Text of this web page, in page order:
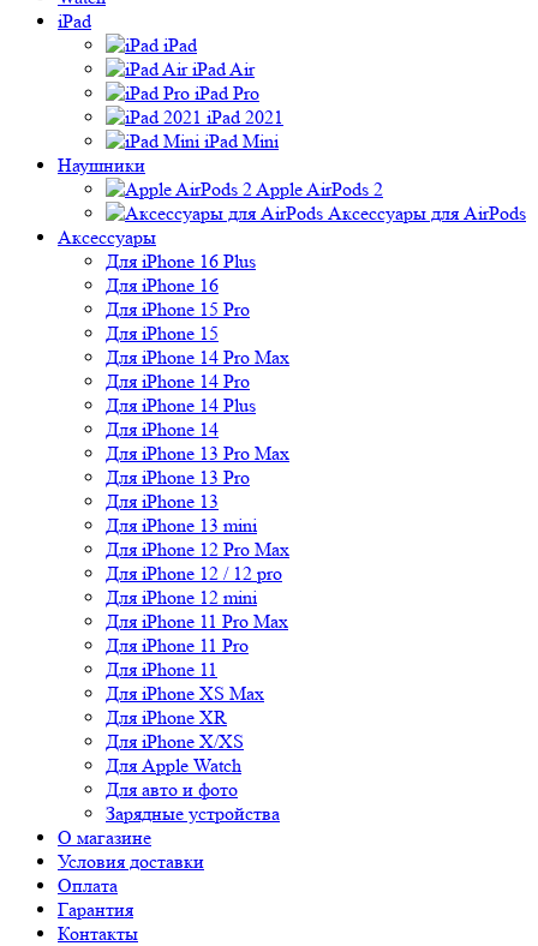
iPad
iPad
iPad Air
iPad Pro
iPad 2021
iPad Mini
Наушники
Apple AirPods 2
Аксессуары для AirPods
Аксессуары
Для iPhone 16 Plus
Для iPhone 16
Для iPhone 15 Pro
Для iPhone 15
Для iPhone 14 Pro Max
Для iPhone 14 Pro
Для iPhone 14 Plus
Для iPhone 14
Для iPhone 13 Pro Max
Для iPhone 13 Pro
Для iPhone 13
Для iPhone 13 mini
Для iPhone 12 Pro Max
Для iPhone 12 / 12 pro
Для iPhone 12 mini
Для iPhone 11 Pro Max
Для iPhone 11 Pro
Для iPhone 11
Для iPhone XS Max
Для iPhone XR
Для iPhone X/XS
Для Apple Watch
Для авто и фото
Зарядные устройства
О магазине
Условия доставки
Оплата
Гарантия
Контакты